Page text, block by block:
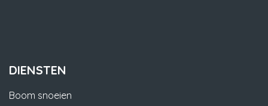
DIENSTEN
Boom snoeien